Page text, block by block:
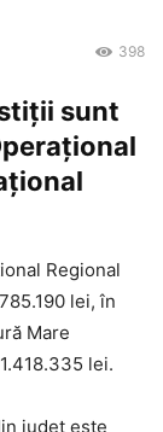
398
sunt
Regional
lei, în
Mare
lei.
județ este